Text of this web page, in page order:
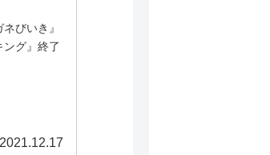
びいき』
グ』終了
2021.12.17